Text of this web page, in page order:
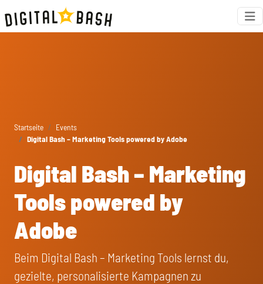
Startseite
Events
Digital Bash – Marketing Tools powered by Adobe
Digital Bash – Marketing
Tools powered by
Adobe
Beim Digital Bash – Marketing Tools lernst du,
gezielte, personalisierte Kampagnen zu